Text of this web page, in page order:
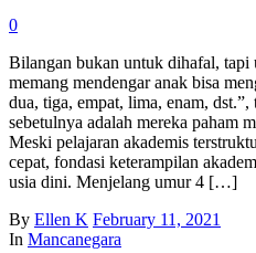
0
Bilangan bukan untuk dihafal, tapi
memang mendengar anak bisa
dua, tiga, empat, lima, enam,
sebetulnya adalah mereka paham
Meski pelajaran akademis
cepat, fondasi keterampilan
usia dini. Menjelang umur 4 […]
By Ellen K February 11, 2021
In Mancanegara